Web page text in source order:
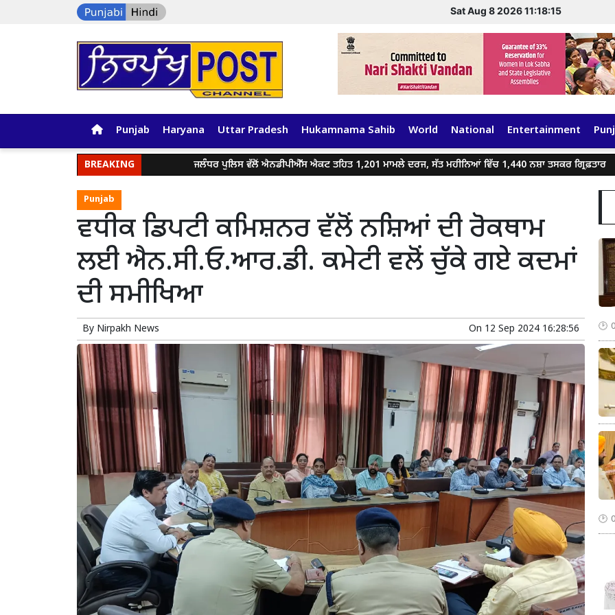
Sat Aug 8 2026 11:18:15
Punjab Haryana Uttar Pradesh Hukamnama Sahib World National Entertainment
BREAKING ਜਲੰਧਰ ਪੁਲਿਸ ਵੱਲੋਂ ਐਨਡੀਪੀਐੱਸ ਐਕਟ ਤਹਿਤ 1,201 ਮਾਮਲੇ ਦਰਜ, ਸੱਤ ਮਹੀਨਿਆਂ ਵਿੱਚ 1,440 ਨਸ਼ਾ ਤਸਕਰ ਗ੍ਰਿਫ਼ਤਾਰ
Punjab
ਵਧੀਕ ਡਿਪਟੀ ਕਮਿਸ਼ਨਰ ਵੱਲੋਂ ਨਸ਼ਿਆਂ ਦੀ ਰੋਕਥਾਮ
ਲਈ ਐਨ.ਸੀ.ਓ.ਆਰ.ਡੀ. ਕਮੇਟੀ ਵਲੋਂ ਚੁੱਕੇ ਗਏ ਕਦਮਾਂ
ਦੀ ਸਮੀਖਿਆ
By Nirpakh News On 12 Sep 2024 16:28:56